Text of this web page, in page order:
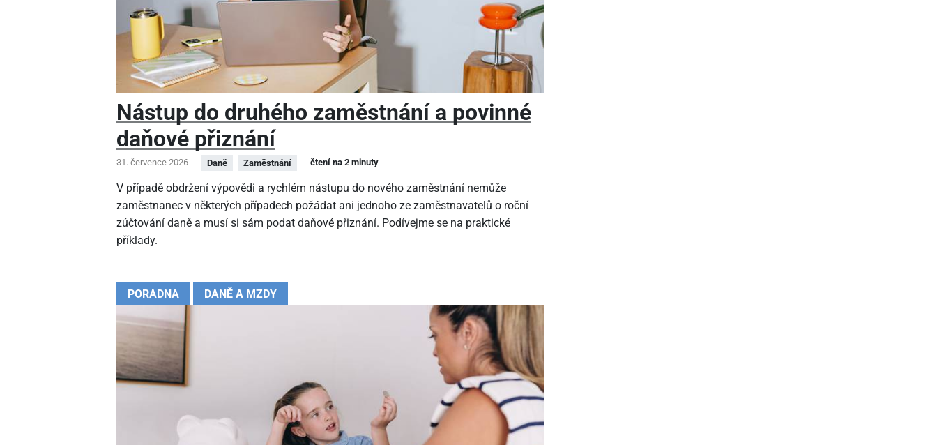
Nástup do druhého zaměstnání a povinné
daňové přiznání
31. července 2026 Daně Zaměstnání čtení na 2 minuty
V případě obdržení výpovědi a rychlém nástupu do nového zaměstnání nemůže
zaměstnanec v některých případech požádat ani jednoho ze zaměstnavatelů o roční
zúčtování daně a musí si sám podat daňové přiznání. Podívejme se na praktické
příklady.
PORADNA DANĚ A MZDY